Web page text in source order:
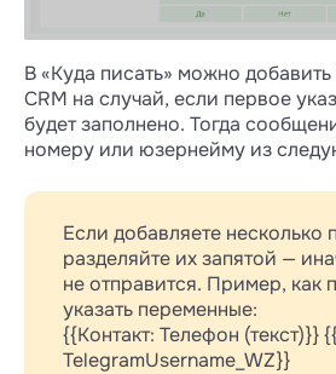
В «Куда писать» можно
CRM на случай, если первое
будет заполнено. Тогда
номеру или юзернейму из
Если добавляете несколько
разделяйте их запятой —
не отправится. Пример, как
указать переменные:
{{Контакт: Телефон (текст)}}
TelegramUsername_WZ}}